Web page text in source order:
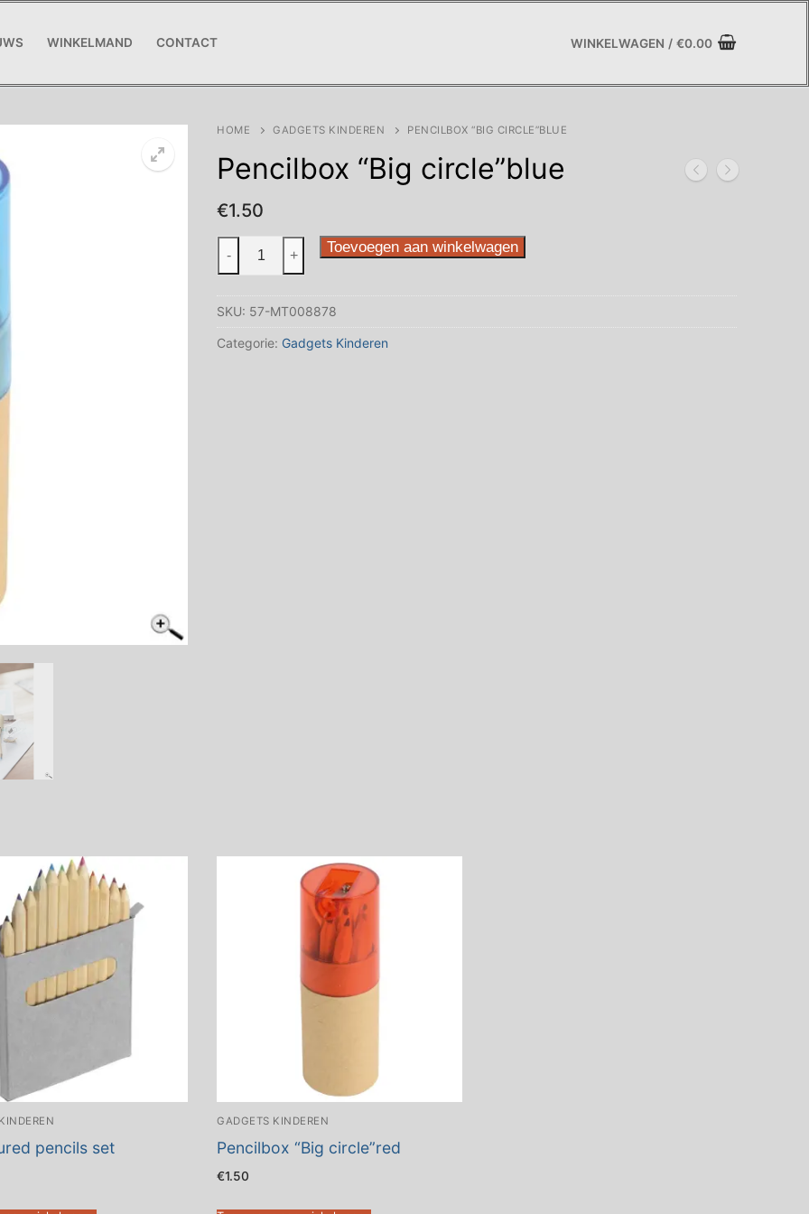
WINKELMAND CONTACT WINKELWAGEN / €0.00
HOME GADGETS KINDEREN PENCILBOX “BIG CIRCLE”BLUE
Pencilbox “Big circle”blue
€1.50
Pencilbox
aantal
- + Toevoegen aan winkelwagen
SKU: 57-MT008878
Categorie: Gadgets Kinderen
pencils set
GADGETS KINDEREN
Pencilbox “Big circle”red
€1.50